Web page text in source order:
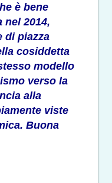
è bene
2014,
di piazza
cosiddetta
modello
verso la
alla
viste
Buona